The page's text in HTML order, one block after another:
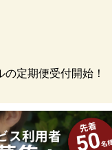
定期便受付開始！